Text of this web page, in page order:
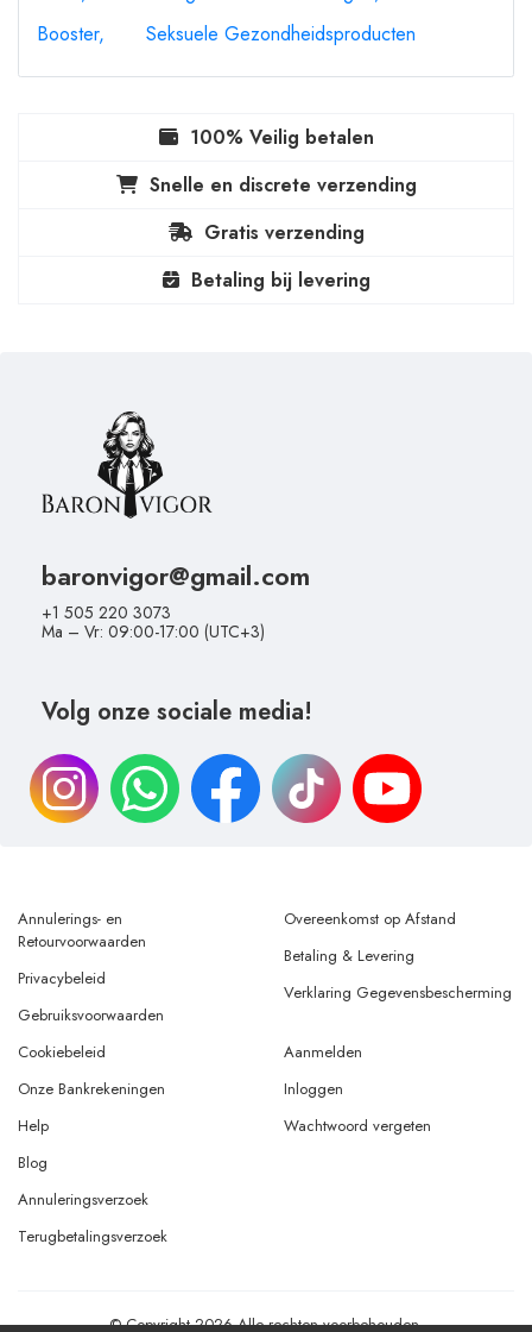
Booster
Seksuele Gezondheidsproducten
100% Veilig betalen
Snelle en discrete verzending
Gratis verzending
Betaling bij levering
baronvigor@gmail.com
+1 505 220 3073
Ma – Vr: 09:00-17:00 (UTC+3)
Volg onze sociale media!
Annulerings- en
Retourvoorwaarden
Privacybeleid
Gebruiksvoorwaarden
Overeenkomst op Afstand
Betaling & Levering
Verklaring Gegevensbescherming
Cookiebeleid
Onze Bankrekeningen
Help
Aanmelden
Inloggen
Wachtwoord vergeten
Blog
Annuleringsverzoek
Terugbetalingsverzoek
© Copyright 2026 Alle rechten voorbehouden.